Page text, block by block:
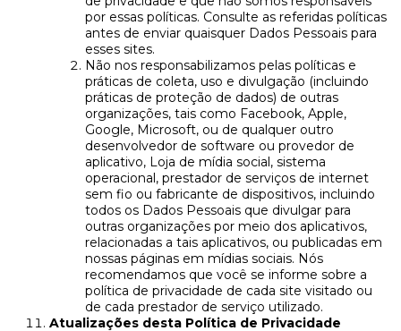
por essas políticas. Consulte as referidas políticas
antes de enviar quaisquer Dados Pessoais para
esses sites.
Não nos responsabilizamos pelas políticas e
práticas de coleta, uso e divulgação (incluindo
práticas de proteção de dados) de outras
organizações, tais como Facebook, Apple,
Google, Microsoft, ou de qualquer outro
desenvolvedor de software ou provedor de
aplicativo, Loja de mídia social, sistema
operacional, prestador de serviços de internet
sem fio ou fabricante de dispositivos, incluindo
todos os Dados Pessoais que divulgar para
outras organizações por meio dos aplicativos,
relacionadas a tais aplicativos, ou publicadas em
nossas páginas em mídias sociais. Nós
recomendamos que você se informe sobre a
política de privacidade de cada site visitado ou
de cada prestador de serviço utilizado.
Atualizações desta Política de Privacidade